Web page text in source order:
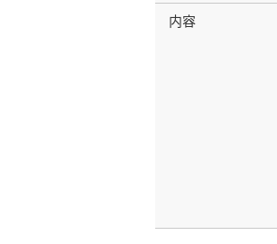
内容